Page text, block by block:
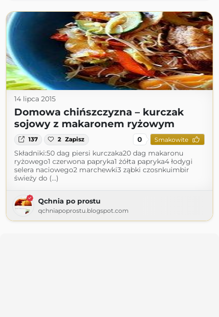
14 lipca 2015
Domowa chińszczyzna – kurczak
sojowy z makaronem ryżowym
137 2 Zapisz 0 Smakowite
Składniki:50 dag piersi kurczaka20 dag makaronu
ryżowego1 czerwona papryka1 żółta papryka4 łodygi
selera naciowego2 marchewki3 ząbki czosnkuimbir
świeży do (...)
Qchnia po prostu
qchniapoprostu.blogspot.com